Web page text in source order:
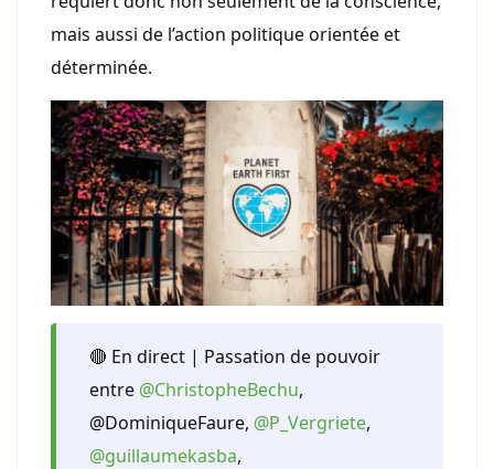
mais aussi de l’action politique orientée et
déterminée.
🔴 En direct | Passation de pouvoir
entre @ChristopheBechu,
@DominiqueFaure, @P_Vergriete,
@guillaumekasba,